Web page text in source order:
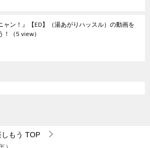
ャン！』【ED】（湯あがりハッスル）の動画を
（5 view）
もう TOP